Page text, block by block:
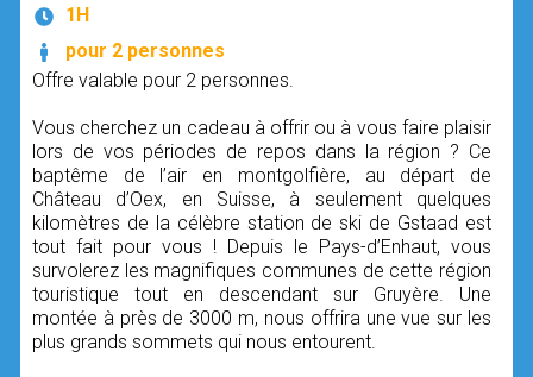
1H
pour 2 personnes
Offre valable pour 2 personnes.
Vous cherchez un cadeau à offrir ou à vous faire plaisir
lors de vos périodes de repos dans la région ? Ce
baptême de l’air en montgolfière, au départ de
Château d’Oex, en Suisse, à seulement quelques
kilomètres de la célèbre station de ski de Gstaad est
tout fait pour vous ! Depuis le Pays-d’Enhaut, vous
survolerez les magnifiques communes de cette région
touristique tout en descendant sur Gruyère. Une
montée à près de 3000 m, nous offrira une vue sur les
plus grands sommets qui nous entourent.